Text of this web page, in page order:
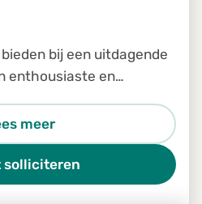
bij een uitdagende
enthousiaste en
periode van september
2026.
meer
solliciteren